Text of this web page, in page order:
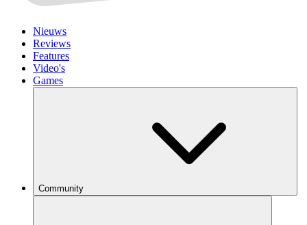
Nieuws
Reviews
Features
Video's
Games
Community